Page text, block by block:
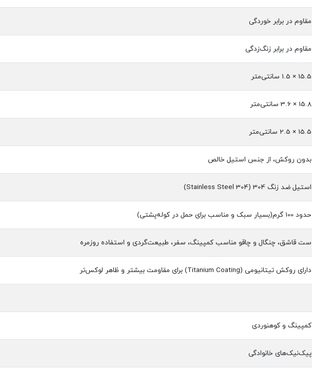
مقاوم در برابر خوردگی
مقاوم در برابر زنگ‌زدگی
15.5 × 1.5 سانتی‌متر
15.8 × 3.6 سانتی‌متر
15.5 × 2.5 سانتی‌متر
بدون روکش، از جنس استیل خالص
استیل ضد زنگ 304 (Stainless Steel 304)
حدود 100 گرم(بسیار سبک و مناسب برای حمل در کوله‌پشتی)
ست قاشق، چنگال و چاقو مناسب کمپینگ، سفر، طبیعت‌گردی و استفاده روزمره
دارای روکش تیتانیومی (Titanium Coating) برای مقاومت بیشتر و ظاهر لوکس‌تر
کمپینگ و کوهنوردی
پیک‌نیک‌های خانوادگی